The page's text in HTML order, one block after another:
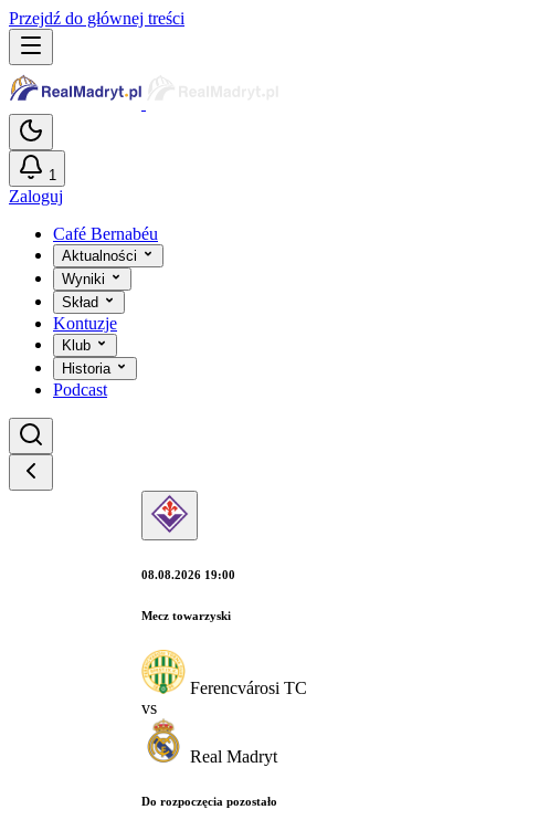
Przejdź do głównej treści
1
Zaloguj
Café Bernabéu
Aktualności
Wyniki
Skład
Kontuzje
Klub
Historia
Podcast
08.08.2026 19:00
Mecz towarzyski
Ferencvárosi TC
vs
Real Madryt
Do rozpoczęcia pozostało